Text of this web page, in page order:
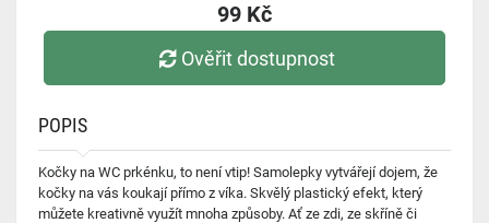
99 Kč
Ověřit dostupnost
POPIS
Kočky na WC prkénku, to není vtip! Samolepky vytvářejí dojem, že
kočky na vás koukají přímo z víka. Skvělý plastický efekt, který
můžete kreativně využít mnoha způsoby. Ať ze zdi, ze skříně či